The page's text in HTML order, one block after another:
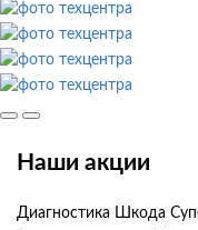
Наши акции
Диагностика Шкода